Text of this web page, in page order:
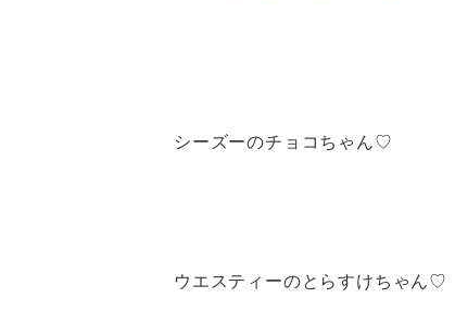
シーズーのチョコちゃん♡
ウエスティーのとらすけちゃん♡